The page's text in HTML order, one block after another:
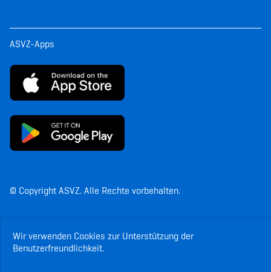
Wir verwenden Cookies zur Unterstützung der
Benutzerfreundlichkeit.
ASVZ-Apps
© Copyright ASVZ. Alle Rechte vorbehalten.